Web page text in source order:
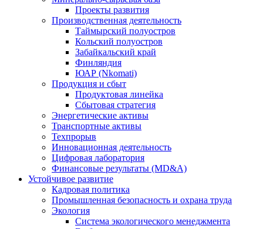
Проекты развития
Производственная деятельность
Таймырский полуостров
Кольский полуостров
Забайкальский край
Финляндия
ЮАР (Nkomati)
Продукция и сбыт
Продуктовая линейка
Сбытовая стратегия
Энергетические активы
Транспортные активы
Техпрорыв
Инновационная деятельность
Цифровая лаборатория
Финансовые результаты (MD&A)
Устойчивое развитие
Кадровая политика
Промышленная безопасность и охрана труда
Экология
Система экологического менеджмента